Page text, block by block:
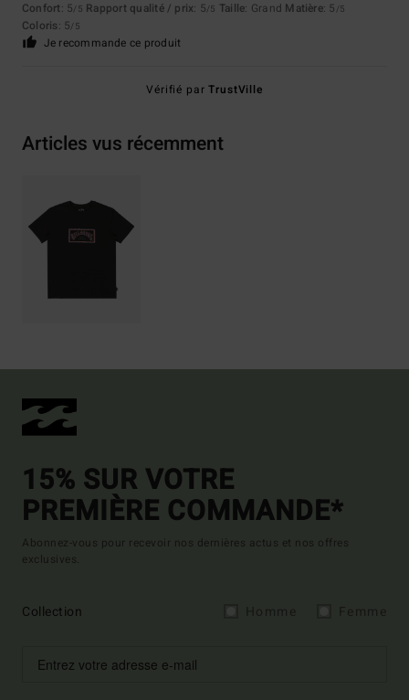
Confort: 5/5 Rapport qualité / prix: 5/5 Taille: Grand Matière: 5 /5
Coloris: 5/5
Je recommande ce produit
Vérifié parTrustVille
Articles vus récemment
15% SUR VOTRE
PREMIÈRE COMMANDE*
Abonnez-vous pour recevoir nos dernières actus et nos offres
exclusives.
Collection